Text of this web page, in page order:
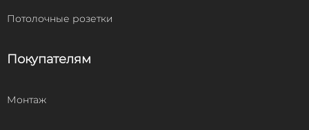
Потолочные розетки
Покупателям
Монтаж